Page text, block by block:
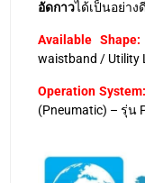
อัดกาวได้เป็นอย่าง
Available Shape:
waistband / Utility
Operation System:
(Pneumatic) – รุ่น